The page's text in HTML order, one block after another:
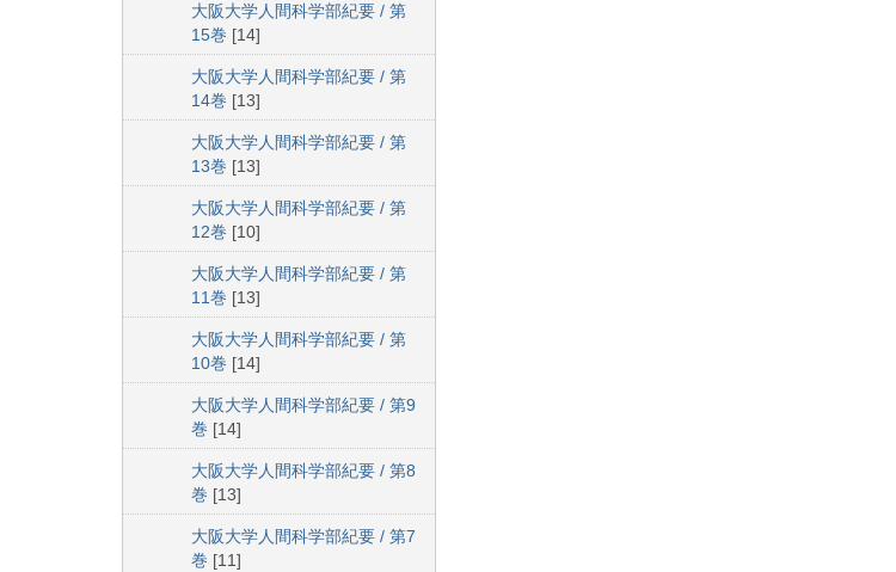
大阪大学人間科学部紀要 / 第
15巻 [14]
大阪大学人間科学部紀要 / 第
14巻 [13]
大阪大学人間科学部紀要 / 第
13巻 [13]
大阪大学人間科学部紀要 / 第
12巻 [10]
大阪大学人間科学部紀要 / 第
11巻 [13]
大阪大学人間科学部紀要 / 第
10巻 [14]
大阪大学人間科学部紀要 / 第9
巻 [14]
大阪大学人間科学部紀要 / 第8
巻 [13]
大阪大学人間科学部紀要 / 第7
巻 [11]